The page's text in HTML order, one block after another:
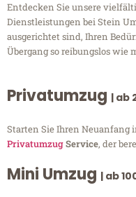
Entdecken Sie unsere
Dienstleistungen bei Stein
ausgerichtet sind, Ihren
Übergang so reibungslos wie
Privatumzug | ab
Starten Sie Ihren Neuanfang
PrivatumzugService, der
Mini Umzug | ab